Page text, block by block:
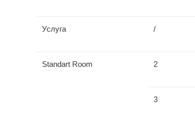
Услуга /
Standart Room 2
3